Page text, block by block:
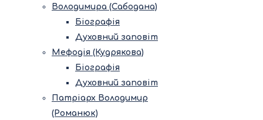
Володимира (Сабодана)
Біографія
Духовний заповіт
Мефодія (Кудрякова)
Біографія
Духовний заповіт
Патріарх Володимир
(Романюк)